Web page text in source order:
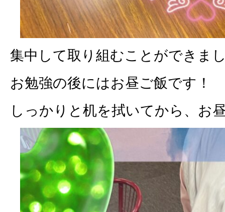
集中して取り組むことができま
お勉強の後にはお昼ご飯です！
しっかりと机を拭いてから、お